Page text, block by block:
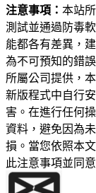
注意事項： 本站
測試並通過防毒
能都各有差異，
為不可預知的錯
所屬公司提供，
新版程式中自行
害。在進行任何
資料，避免因為
損。當您依照本
此注意事項並同